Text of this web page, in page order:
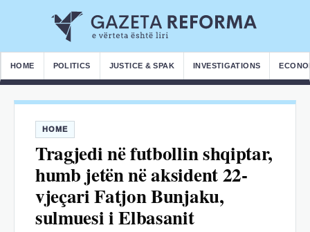
HOME POLITICS JUSTICE & SPAK INVESTIGATIONS
HOME
Tragjedi në futbollin shqiptar,
humb jetën në aksident 22-
vjeçari Fatjon Bunjaku,
sulmuesi i Elbasanit